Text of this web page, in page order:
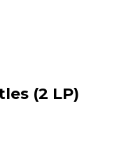
(2 LP)